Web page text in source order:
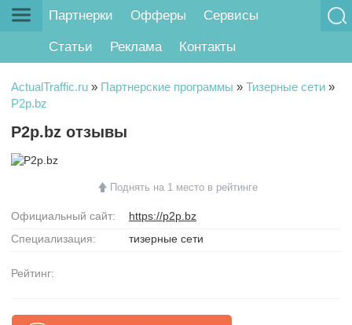
Партнерки Офферы Сервисы
Статьи Реклама Контакты
ActualTraffic.ru » Партнерские программы » Тизерные сети »
P2p.bz
P2p.bz отзывы
Поднять на 1 место в рейтинге
Официальный сайт:
https://p2p.bz
Специализация:
тизерные сети
Рейтинг: